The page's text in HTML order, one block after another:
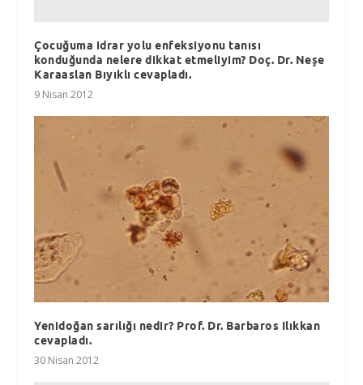
Çocuğuma idrar yolu enfeksiyonu tanısı
konduğunda nelere dikkat etmeliyim? Doç. Dr. Neşe
Karaaslan Bıyıklı cevapladı.
9 Nisan 2012
Yenidoğan sarılığı nedir? Prof. Dr. Barbaros Ilıkkan
cevapladı.
30 Nisan 2012